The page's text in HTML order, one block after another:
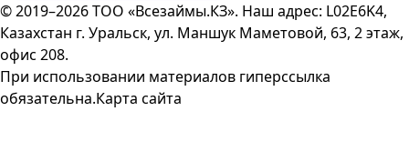
© 2019–2026 ТОО «Всезаймы.КЗ». Наш адрес: L02E6K4,
Казахстан г. Уральск, ул. Маншук Маметовой, 63, 2 этаж,
офис 208.
При использовании материалов гиперссылка
обязательна.Карта сайта